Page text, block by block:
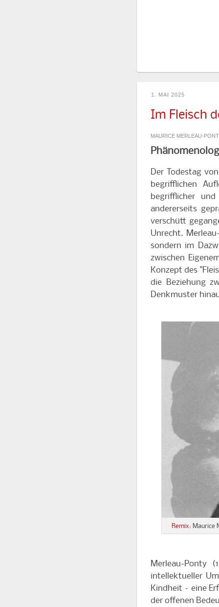
1. MAI 2025
Im Fleisch
MAURICE MERLEAU-
Der Todestag
begrifflichen
begrifflicher
andererseits
verschütt
Unrecht.
sondern im
zwischen
Konzept des
die Beziehung
Denkmuster
Remix: Maurice
Merleau-Ponty
intellektueller
Kindheit – eine
der offenen